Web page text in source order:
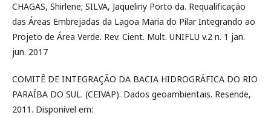
CHAGAS, Shirlene; SILVA, Jaqueliny Porto da. Requalificação
das Áreas Embrejadas da Lagoa Maria do Pilar Integrando ao
Projeto de Área Verde. Rev. Cient. Mult. UNIFLU v.2 n. 1 jan.
jun. 2017
COMITÊ DE INTEGRAÇÃO DA BACIA HIDROGRÁFICA DO RIO
PARAÍBA DO SUL. (CEIVAP). Dados geoambientais. Resende,
2011. Disponível em: